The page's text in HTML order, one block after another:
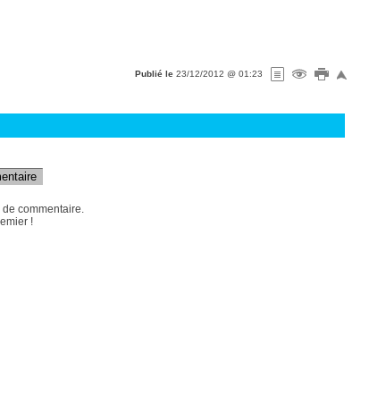
Publié le 23/12/2012 @ 01:23
commentaire.
!